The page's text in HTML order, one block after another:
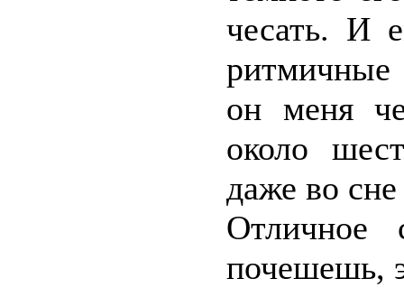
чесать. И
ритмичные
он меня
около
даже во
Отличное
почешешь,